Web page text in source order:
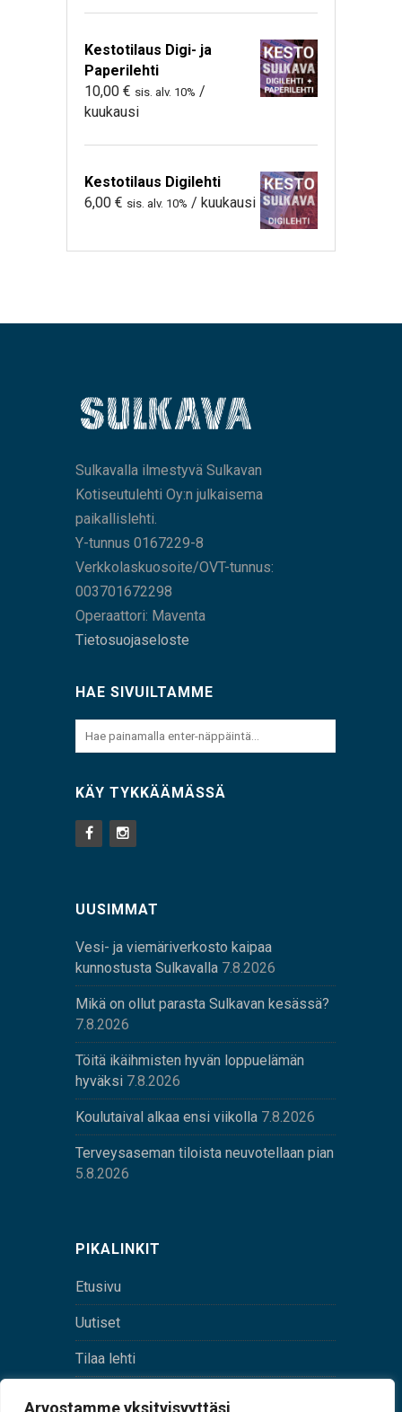
Arvostamme yksityisyyttäsi
Kestotilaus Digi- ja
Paperilehti
10,00 € sis. alv. 10% /
kuukausi
Kestotilaus Digilehti
6,00 € sis. alv. 10% / kuukausi
Sulkavalla ilmestyvä Sulkavan
Kotiseutulehti Oy:n julkaisema
paikallislehti.
Y-tunnus 0167229-8
Verkkolaskuosoite/OVT-tunnus:
003701672298
Operaattori: Maventa
Tietosuojaseloste
HAE SIVUILTAMME
KÄY TYKKÄÄMÄSSÄ
UUSIMMAT
Vesi- ja viemäriverkosto kaipaa
kunnostusta Sulkavalla 7.8.2026
Mikä on ollut parasta Sulkavan kesässä?
7.8.2026
Töitä ikäihmisten hyvän loppuelämän
hyväksi 7.8.2026
Koulutaival alkaa ensi viikolla 7.8.2026
Terveysaseman tiloista neuvotellaan pian
5.8.2026
PIKALINKIT
Etusivu
Uutiset
Tilaa lehti